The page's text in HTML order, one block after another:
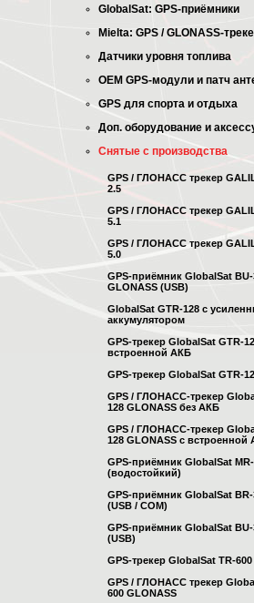
GlobalSat: GPS-приёмники
Mielta: GPS / GLONASS-
Датчики уровня топлива
OEM GPS-модули и патч
GPS для спорта и отдыха
Доп. оборудование и
Снятые с производства
GPS / ГЛОНАСС трекер
2.5
GPS / ГЛОНАСС трекер
5.1
GPS / ГЛОНАСС трекер
5.0
GPS-приёмник GlobalSat BU-
GLONASS (USB)
GlobalSat GTR-128 с
аккумулятором
GPS-трекер GlobalSat GTR-
встроенной АКБ
GPS-трекер GlobalSat GTR-
GPS / ГЛОНАСС-трекер
128 GLONASS без АКБ
GPS / ГЛОНАСС-трекер
128 GLONASS с встроенной
GPS-приёмник GlobalSat
(водостойкий)
GPS-приёмник GlobalSat BR-
(USB / COM)
GPS-приёмник GlobalSat BU-
(USB)
GPS-трекер GlobalSat TR-600
GPS / ГЛОНАСС трекер
600 GLONASS